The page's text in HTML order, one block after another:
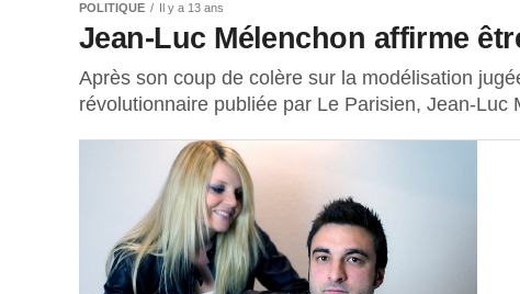
POLITIQUE Il y a 13 ans
Jean-Luc Mélenchon affirme
Après son coup de colère sur la modélisation
révolutionnaire publiée par Le Parisien, Jean-Luc